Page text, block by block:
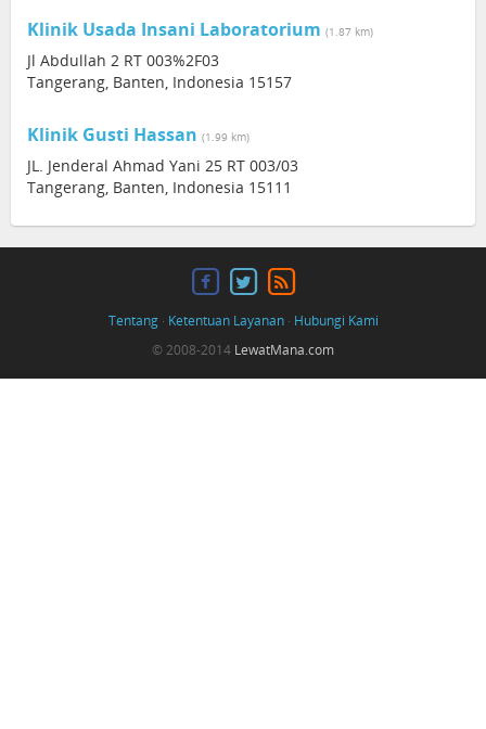
Klinik Usada Insani Laboratorium (1.87 km)
Jl Abdullah 2 RT 003%2F03
Tangerang, Banten, Indonesia 15157
Klinik Gusti Hassan (1.99 km)
JL. Jenderal Ahmad Yani 25 RT 003/03
Tangerang, Banten, Indonesia 15111
Tentang· Ketentuan Layanan· Hubungi Kami
© 2008-2014 LewatMana.com